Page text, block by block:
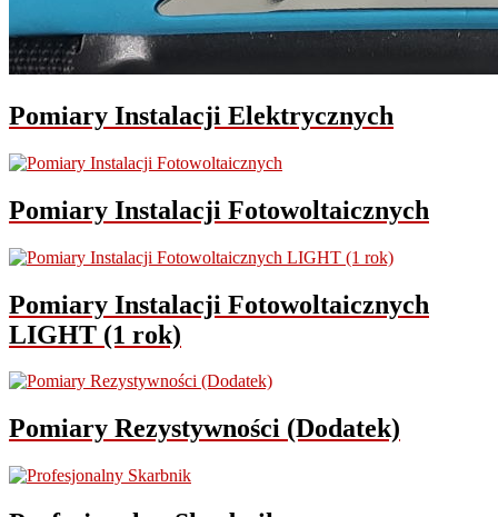
Pomiary Instalacji Elektrycznych
Pomiary Instalacji Fotowoltaicznych
Pomiary Instalacji Fotowoltaicznych
LIGHT (1 rok)
Pomiary Rezystywności (Dodatek)